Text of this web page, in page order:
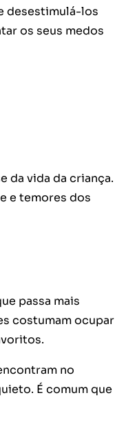
desestimulá-los
os seus medos
da vida da criança.
e temores dos
passa mais
costumam ocupar
no
É comum que